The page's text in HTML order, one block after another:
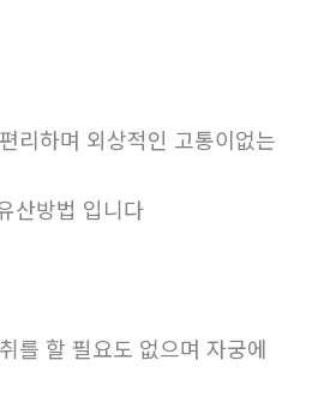
리하며 외상적인 고통이없는
산방법 입니다
를 할 필요도 없으며 자궁에